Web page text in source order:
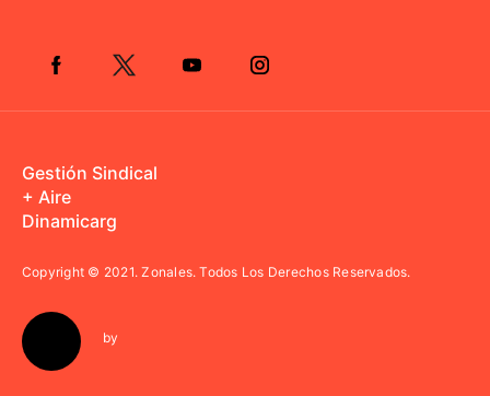
Gestión Sindical
+ Aire
Dinamicarg
Copyright © 2021.Zonales. Todos Los Derechos Reservados.
by